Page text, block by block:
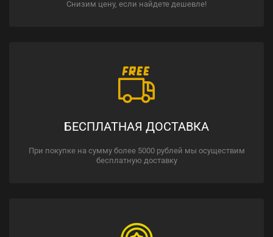
Снизим цену, если найдете дешевле!
БЕСПЛАТНАЯ ДОСТАВКА
При покупке на сумму более 5000 рублей мы осуществим
бесплатную доставку